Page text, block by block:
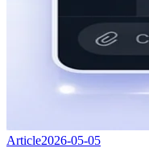
Article2026-05-05